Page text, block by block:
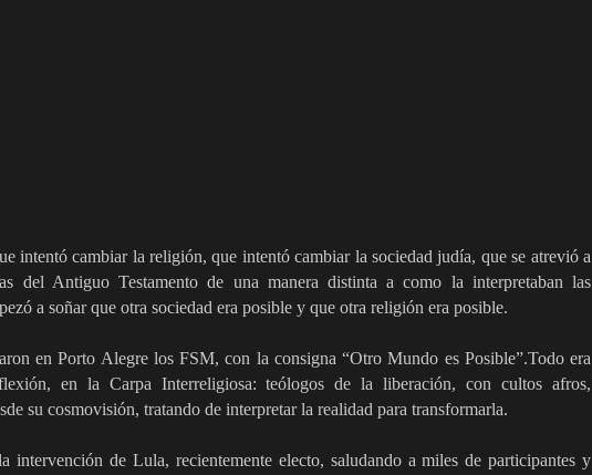
intentó cambiar la religión, que intentó cambiar la sociedad judía, que se atrevió a
del Antiguo Testamento de una manera distinta a como la interpretaban las
a soñar que otra sociedad era posible y que otra religión era posible.
en Porto Alegre los FSM, con la consigna “Otro Mundo es Posible”.Todo era
en la Carpa Interreligiosa: teólogos de la liberación, con cultos afros,
su cosmovisión, tratando de interpretar la realidad para transformarla.
intervención de Lula, recientemente electo, saludando a miles de participantes y